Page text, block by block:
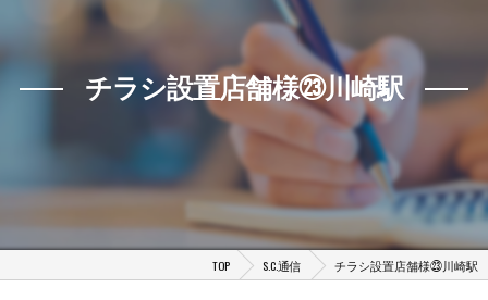
チラシ設置店舗様㉓川崎駅
TOP S.C.通信 チラシ設置店舗様㉓川崎駅